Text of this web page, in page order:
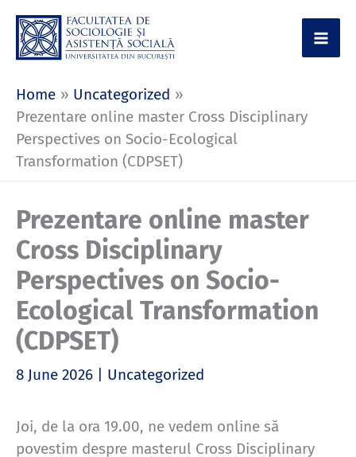
content
Home
Uncategorized
Prezentare online master Cross Disciplinary
Perspectives on Socio-Ecological
Transformation (CDPSET)
Prezentare online master
Cross Disciplinary
Perspectives on Socio-
Ecological Transformation
(CDPSET)
8 June 2026 Uncategorized
Joi, de la ora 19.00, ne vedem online să
povestim despre masterul Cross Disciplinary